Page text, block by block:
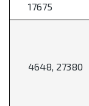
17675
4648, 27380